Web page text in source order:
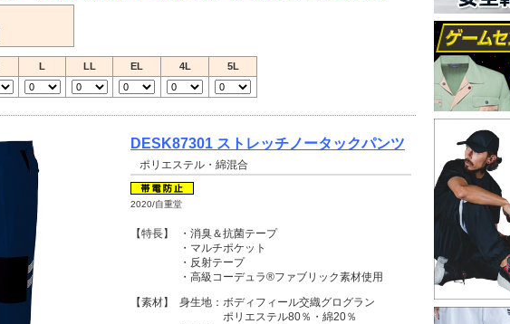
L LL EL 4L 5L
DESK87301 ストレッチノータックパンツ
ポリエステル・綿混合
2020/自重堂
【特長】
・消臭＆抗菌テープ
・マルチポケット
・反射テープ
・高級コーデュラ®ファブリック素材使用
【素材】
身生地：ボディフィール交織グログラン
ポリエステル80％・綿20％